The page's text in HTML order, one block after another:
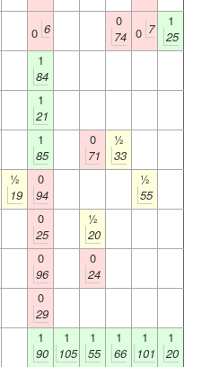
0 6
0
74 0 7
1
25
1
84
1
21
1
85
0
71
½
33
½
19
0
94
½
55
0
25
½
20
0
96
0
24
0
29
1
90
1
105
1
55
1
66
1
101
1
20